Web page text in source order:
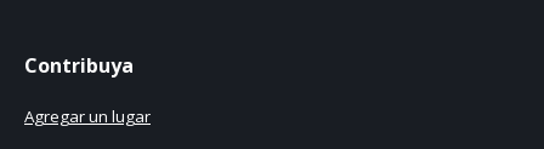
Contribuya
Agregar un lugar